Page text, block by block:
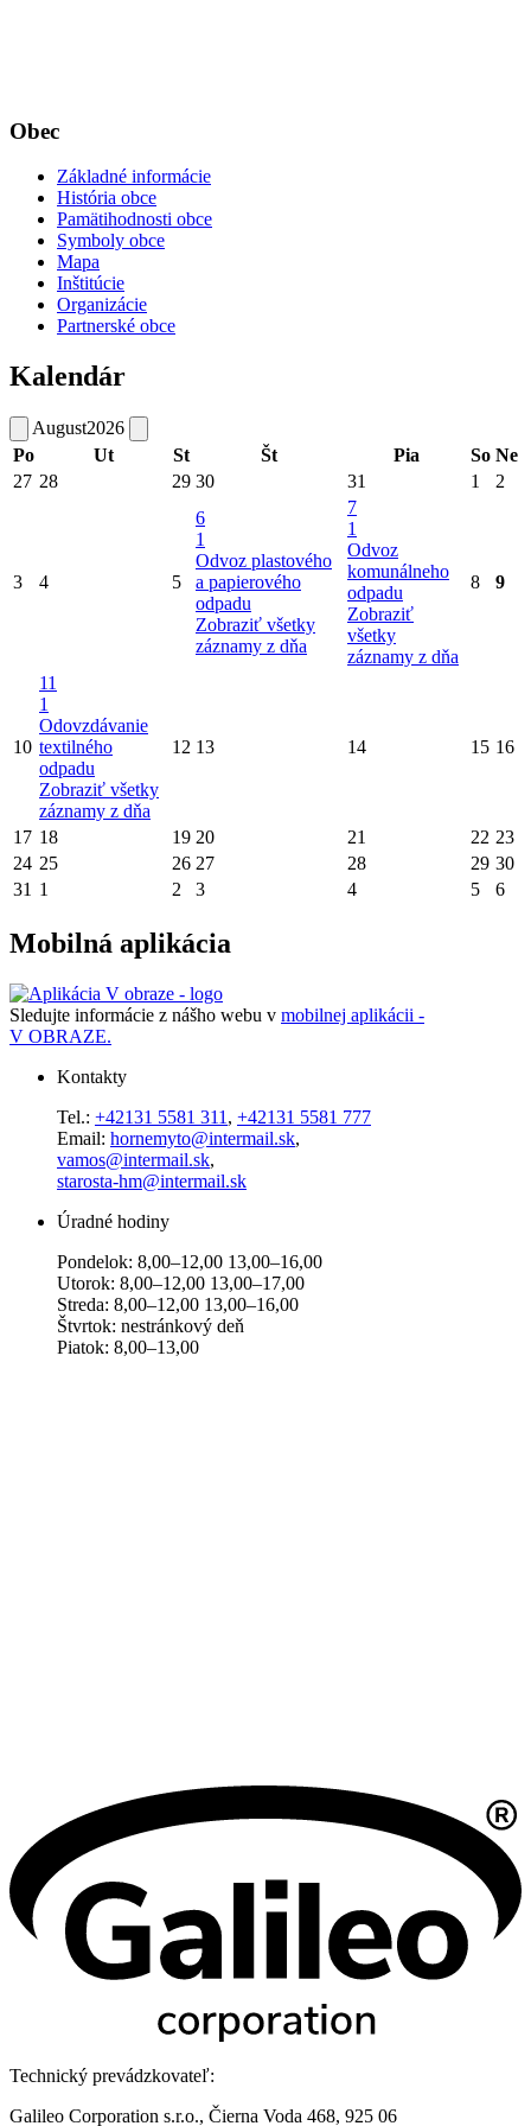
Obec
Základné informácie
História obce
Pamätihodnosti obce
Symboly obce
Mapa
Inštitúcie
Organizácie
Partnerské obce
Kalendár
August2026
Po
Ut St Št Pia So Ne
27 28 29 30 31 1 2
3 4 5
6
1
Odvoz plastového
a papierového
odpadu
Zobraziť všetky
záznamy z dňa
7
1
Odvoz
komunálneho
odpadu
Zobraziť
všetky
záznamy z dňa
8 9
10
11
1
Odovzdávanie
textilného
odpadu
Zobraziť všetky
záznamy z dňa
12 13 14 15 16
17 18 19 20 21 22 23
24 25 26 27 28 29 30
31 1 2 3 4 5 6
Mobilná aplikácia
Sledujte informácie z nášho webu v mobilnej aplikácii -
V OBRAZE.
Kontakty
Tel.: +42131 5581 311 , +42131 5581 777
Email: hornemyto@intermail.sk,
vamos@intermail.sk,
starosta-hm@intermail.sk
Úradné hodiny
Pondelok: 8,00–12,00 13,00–16,00
Utorok: 8,00–12,00 13,00–17,00
Streda: 8,00–12,00 13,00–16,00
Štvrtok: nestránkový deň
Piatok: 8,00–13,00
Technický prevádzkovateľ:
Galileo Corporation s.r.o., Čierna Voda 468, 925 06